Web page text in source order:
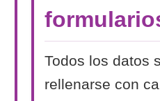
Todos los datos
rellenarse con